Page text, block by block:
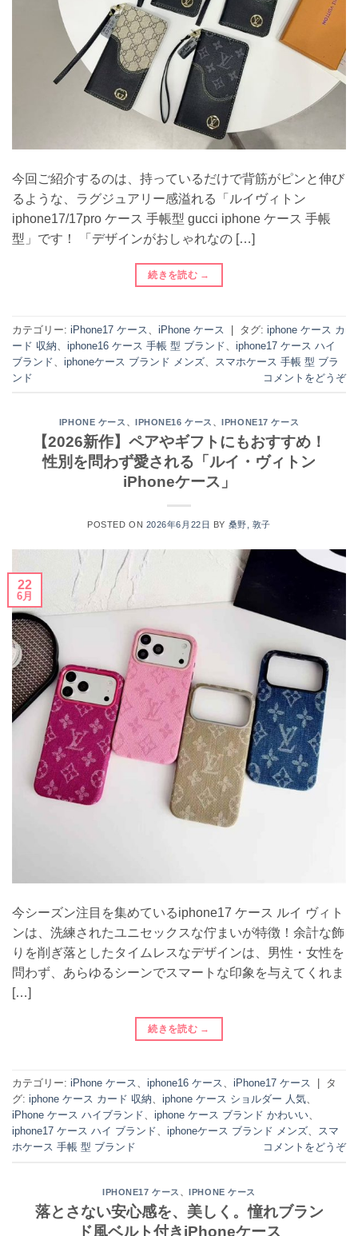
今回ご紹介するのは、持っているだけで背筋がピンと伸び
るような、ラグジュアリー感溢れる「ルイヴィトン
iphone17/17pro ケース 手帳型 gucci iphone ケース 手帳
型」です！ 「デザインがおしゃれなの […]
続きを読む →
カテゴリー: iPhone17 ケース iPhone ケース | タグ: iphone ケース カ
ード 収納
iphone16 ケース 手帳 型 ブランド
iphone17 ケース ハイ
ブランド
iphoneケース ブランド メンズ
スマホケース 手帳 型 ブラ
ンド
コメントをどうぞ
IPHONE ケース 、 IPHONE16 ケース 、 IPHONE17 ケース
【2026新作】ペアやギフトにもおすすめ！
性別を問わず愛される「ルイ・ヴィトン
iPhoneケース」
POSTED ON 2026年6月22日 BY 桑野, 敦子
22
6月
今シーズン注目を集めているiphone17 ケース ルイ ヴィト
ンは、洗練されたユニセックスな佇まいが特徴！余計な飾
りを削ぎ落としたタイムレスなデザインは、男性・女性を
問わず、あらゆるシーンでスマートな印象を与えてくれま
[…]
続きを読む →
カテゴリー: iPhone ケース、 iphone16 ケース、 iPhone17 ケース
タ
グ: iphone ケース カード 収納、 iphone ケース ショルダー 人気、
iPhone ケース ハイブランド、 iphone ケース ブランド かわいい、
iphone17 ケース ハイ ブランド、 iphoneケース ブランド メンズ、 スマ
ホケース 手帳 型 ブランド
コメントをどうぞ
IPHONE17 ケース 、IPHONE ケース
落とさない安心感を、美しく。憧れブラン
ド風ベルト付きiPhoneケース